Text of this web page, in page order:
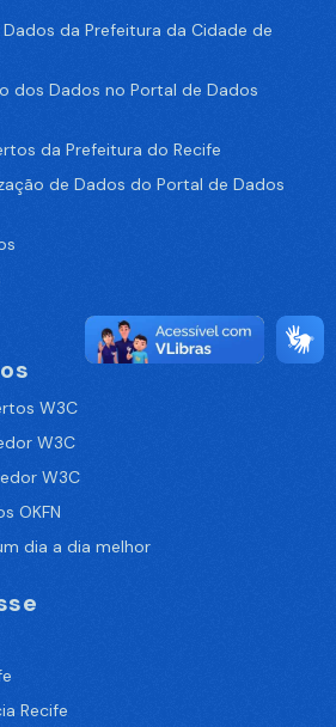
da Prefeitura da Cidade de
dos Dados no Portal de Dados
da Prefeitura do Recife
de Dados do Portal de Dados
W3C
W3C
W3C
OKFN
dia a dia melhor
Recife